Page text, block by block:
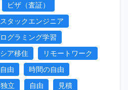
ビザ（査証）
タックエンジニア
グラミング学習
ア移住
リモートワーク
由
時間の自由
独立 自由
見積